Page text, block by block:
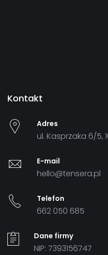
Kontakt
Adres
ul. Kasprzaka 6/5,
E-mail
hello@tensera.pl
Telefon
662 050 685
Dane firmy
NIP: 7393156747